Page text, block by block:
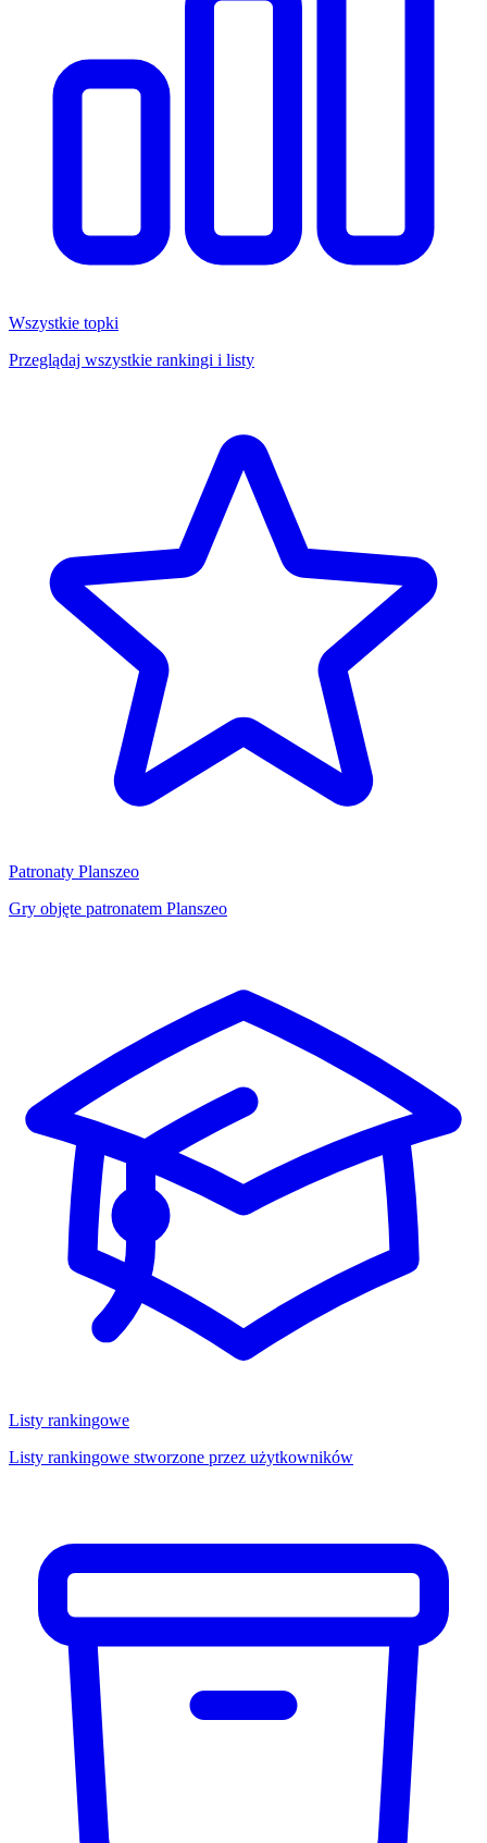
Wszystkie topki
Przeglądaj wszystkie rankingi i listy
Patronaty Planszeo
Gry objęte patronatem Planszeo
Listy rankingowe
Listy rankingowe stworzone przez użytkowników